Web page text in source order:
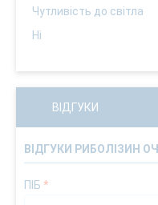
Чутливість до світла
Ні
ВІДГУКИ
ВІДГУКИ РИБОЛІЗИН
ПІБ *